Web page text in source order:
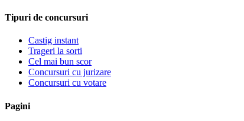
Tipuri de concursuri
Castig instant
Trageri la sorti
Cel mai bun scor
Concursuri cu jurizare
Concursuri cu votare
Pagini